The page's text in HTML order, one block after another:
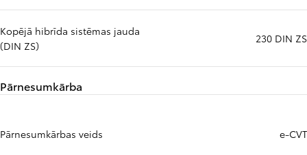
Kopējā hibrīda sistēmas jauda
(DIN ZS)
230 DIN ZS
Pārnesumkārba
Pārnesumkārbas veids e-CVT